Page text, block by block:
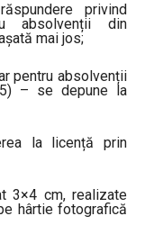
privind
absolvenții din
mai jos;
pentru absolvenții
– se depune la
la licență prin
3×4 cm, realizate
hârtie fotografică